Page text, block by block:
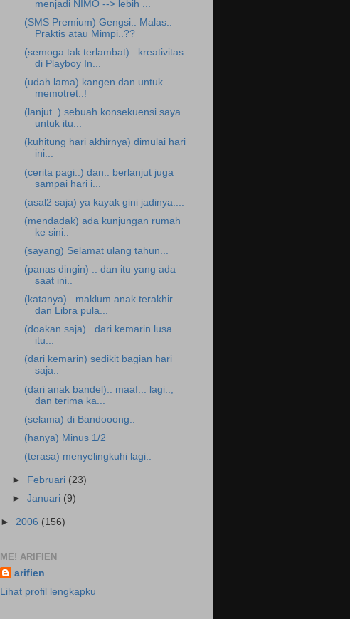
menjadi NIMO --> lebih ...
(SMS Premium) Gengsi.. Malas..
Praktis atau Mimpi..??
(semoga tak terlambat).. kreativitas
di Playboy In...
(udah lama) kangen dan untuk
memotret..!
(lanjut..) sebuah konsekuensi saya
untuk itu...
(kuhitung hari akhirnya) dimulai hari
ini...
(cerita pagi..) dan.. berlanjut juga
sampai hari i...
(asal2 saja) ya kayak gini jadinya....
(mendadak) ada kunjungan rumah
ke sini..
(sayang) Selamat ulang tahun...
(panas dingin) .. dan itu yang ada
saat ini..
(katanya) ..maklum anak terakhir
dan Libra pula...
(doakan saja).. dari kemarin lusa
itu...
(dari kemarin) sedikit bagian hari
saja..
(dari anak bandel).. maaf... lagi..,
dan terima ka...
(selama) di Bandooong..
(hanya) Minus 1/2
(terasa) menyelingkuhi lagi..
► Februari (23)
►Januari (9)
► 2006 (156)
ME! ARIFIEN
arifien
Lihat profil lengkapku